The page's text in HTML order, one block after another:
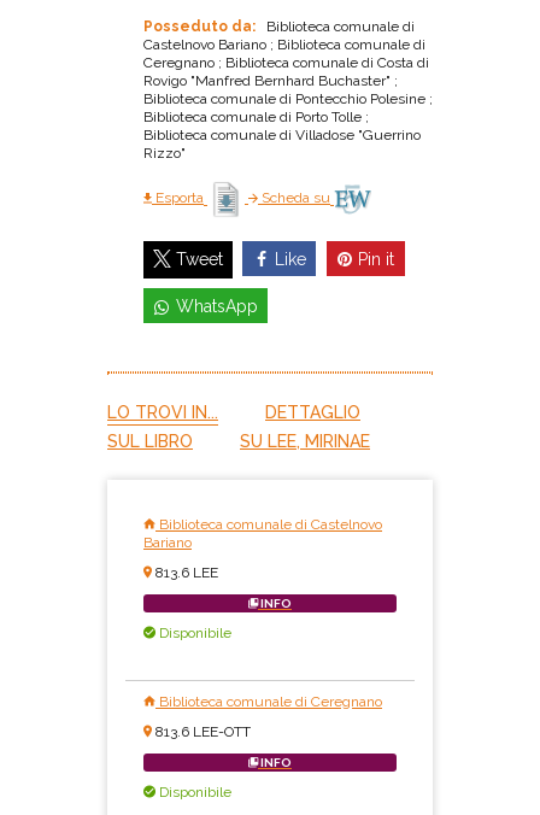
Posseduto da:
Biblioteca comunale di
Castelnovo Bariano ; Biblioteca comunale di
Ceregnano ; Biblioteca comunale di Costa di
Rovigo "Manfred Bernhard Buchaster" ;
Biblioteca comunale di Pontecchio Polesine ;
Biblioteca comunale di Porto Tolle ;
Biblioteca comunale di Villadose "Guerrino
Rizzo"
Esporta Scheda su
Tweet Like Pin it
WhatsApp
LO TROVI IN...
DETTAGLIO
SUL LIBRO
SU LEE, MIRINAE
Biblioteca comunale di Castelnovo
Bariano
813.6 LEE
INFO
Disponibile
Biblioteca comunale di Ceregnano
813.6 LEE-OTT
INFO
Disponibile